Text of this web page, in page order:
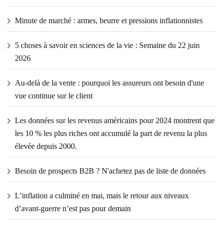
Minute de marché : armes, beurre et pressions inflationnistes
5 choses à savoir en sciences de la vie : Semaine du 22 juin
2026
Au-delà de la vente : pourquoi les assureurs ont besoin d'une
vue continue sur le client
Les données sur les revenus américains pour 2024 montrent que
les 10 % les plus riches ont accumulé la part de revenu la plus
élevée depuis 2000.
Besoin de prospects B2B ? N'achetez pas de liste de données
L’inflation a culminé en mai, mais le retour aux niveaux
d’avant-guerre n’est pas pour demain